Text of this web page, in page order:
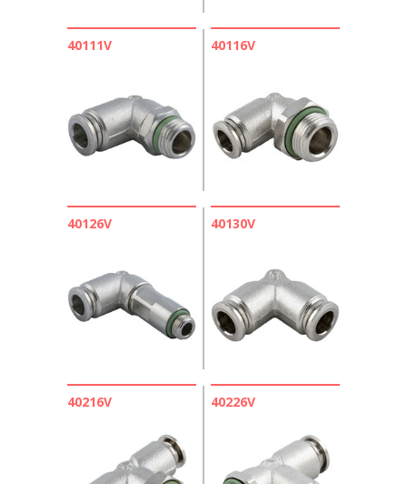
40111V 40116V
40126V 40130V
40216V 40226V